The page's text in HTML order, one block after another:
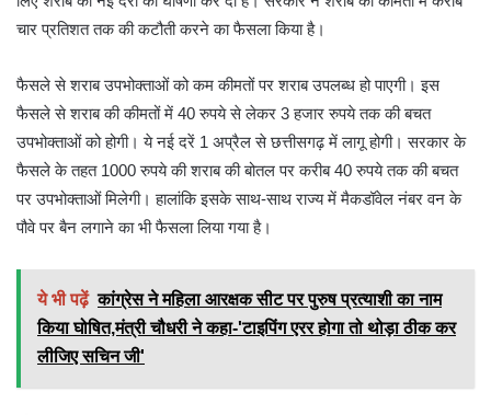
चार प्रतिशत तक की कटौती करने का फैसला किया है।
फैसले से शराब उपभोक्ताओं को कम कीमतों पर शराब उपलब्ध हो पाएगी। इस
फैसले से शराब की कीमतों में 40 रुपये से लेकर 3 हजार रुपये तक की बचत
उपभोक्ताओं को होगी। ये नई दरें 1 अप्रैल से छत्तीसगढ़ में लागू होगी। सरकार के
फैसले के तहत 1000 रुपये की शराब की बोतल पर करीब 40 रुपये तक की बचत
पर उपभोक्ताओं मिलेगी। हालांकि इसके साथ-साथ राज्य में मैकडॉवेल नंबर वन के
पौवे पर बैन लगाने का भी फैसला लिया गया है।
ये भी पढ़ें कांग्रेस ने महिला आरक्षक सीट पर पुरुष प्रत्याशी का नाम
किया घोषित,मंत्री चौधरी ने कहा-'टाइपिंग एरर होगा तो थोड़ा ठीक कर
लीजिए सचिन जी'